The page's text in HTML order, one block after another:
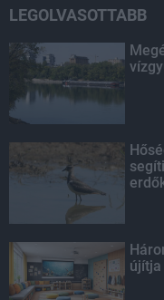
LEGOLVASOTTABB
újítja